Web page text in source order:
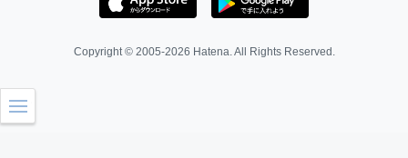
Copyright © 2005-2026 Hatena. All Rights Reserved.